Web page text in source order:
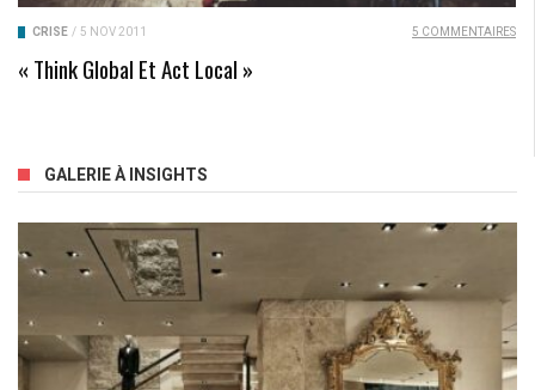
CRISE / 5 NOV 2011 5 COMMENTAIRES
« Think Global Et Act Local »
GALERIE À INSIGHTS